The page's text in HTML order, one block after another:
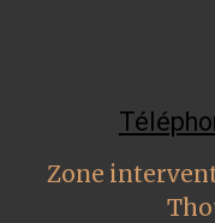
Zone